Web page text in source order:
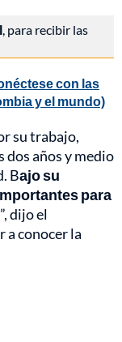
, para recibir las
con las
y el mundo)
su trabajo,
años y medio
Bajo su
para
”, dijo el
a conocer la